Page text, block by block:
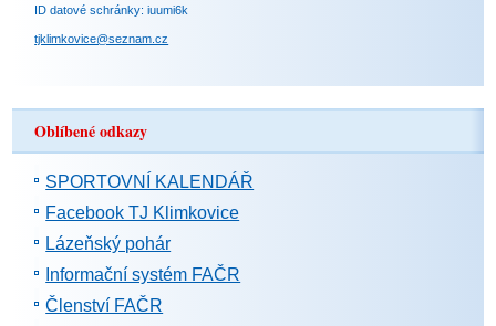
ID datové schránky: iuumi6k
tjklimkovice@seznam.cz
Oblíbené odkazy
SPORTOVNÍ KALENDÁŘ
Facebook TJ Klimkovice
Lázeňský pohár
Informační systém FAČR
Členství FAČR